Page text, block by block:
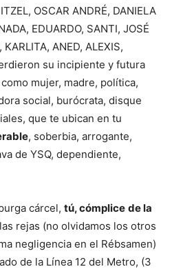
OSCAR ANDRÉ, DANIELA
EDUARDO, SANTI, JOSÉ
KARLITA, ANED, ALEXIS,
su incipiente y futura
mujer, madre, política,
social, burócrata, disque
que te ubican en tu
, soberbia, arrogante,
de YSQ, dependiente,
cárcel, tú, cómplice de la
rejas (no olvidamos los otros
negligencia en el Rébsamen)
de la Línea 12 del Metro, (3